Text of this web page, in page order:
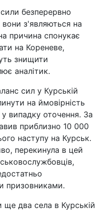
безперервно
з'являються на
причина спонукає
на Кореневе,
знищити
аналітик.
сил у Курській
на ймовірність
у випадку оточення. За
приблизно 10 000
наступу на Курськ.
перекинула в цей
призовниками.
ще два села в Курській